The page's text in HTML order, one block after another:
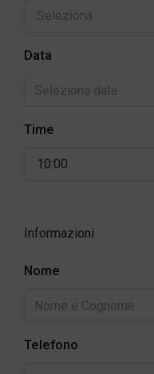
Seleziona
Data
Time
10:00
Informazioni
Nome
Telefono